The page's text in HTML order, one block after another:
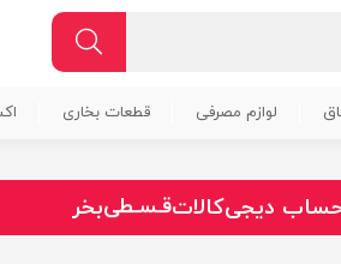
لوازم مصرفی قطعات بخاری
حساب دیجی‌کالات
امـــــن
قـسـطیبخر